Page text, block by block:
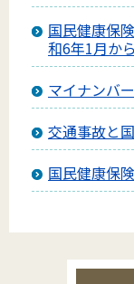
国民健康保
和6年1月から
マイナンバ
交通事故と
国民健康保険